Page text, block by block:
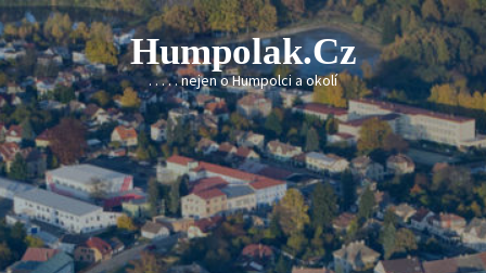
Skip
to
content
Humpolak.cz
. . . . . nejen o Humpolci a okolí